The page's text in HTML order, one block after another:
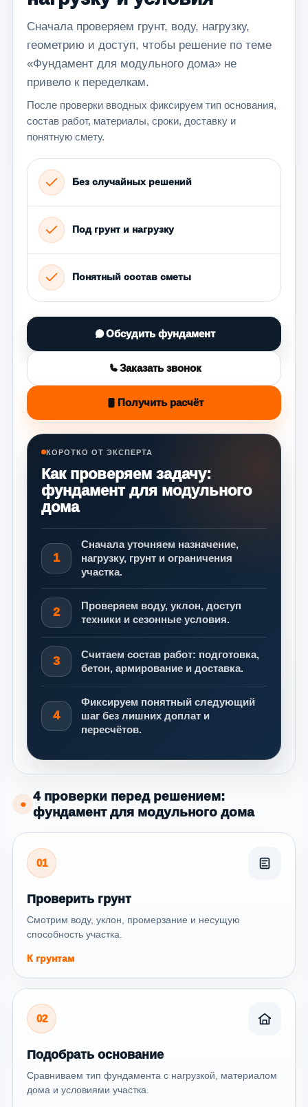
Сначала проверяем грунт, воду, нагрузку,
геометрию и доступ, чтобы решение по теме
«Фундамент для модульного дома» не
привело к переделкам.
После проверки вводных фиксируем тип основания,
состав работ, материалы, сроки, доставку и
понятную смету.
Без случайных решений
Под грунт и нагрузку
Понятный состав сметы
Обсудить фундамент
Заказать звонок
Получить расчёт
КОРОТКО ОТ ЭКСПЕРТА
Как проверяем задачу:
фундамент для модульного
дома
1
Сначала уточняем назначение,
нагрузку, грунт и ограничения
участка.
2
Проверяем воду, уклон, доступ
техники и сезонные условия.
3
Считаем состав работ: подготовка,
бетон, армирование и доставка.
4
Фиксируем понятный следующий
шаг без лишних доплат и
пересчётов.
●
4 проверки перед решением:
фундамент для модульного дома
01
Проверить грунт
Смотрим воду, уклон, промерзание и несущую
способность участка.
К грунтам
02
Подобрать основание
Сравниваем тип фундамента с нагрузкой, материалом
дома и условиями участка.